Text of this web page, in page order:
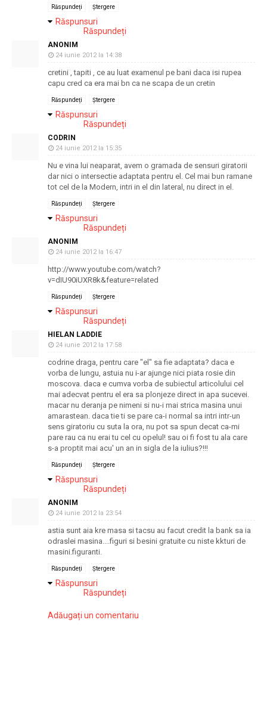
Răspundeți Ștergere
Răspunsuri
Răspundeți
ANONIM
24 iunie 2012 la 14:38
cretini , tapiti , ce au luat examenul pe bani daca isi rupea
capu cred ca era mai bn ca ne scapa de un cretin
Răspundeți Ștergere
Răspunsuri
Răspundeți
CODRIN
24 iunie 2012 la 15:35
Nu e vina lui neaparat, avem o gramada de sensuri giratorii
dar nici o intersectie adaptata pentru el. Cel mai bun ramane
tot cel de la Modern, intri in el din lateral, nu direct in el.
Răspundeți Ștergere
Răspunsuri
Răspundeți
ANONIM
24 iunie 2012 la 16:47
http://www.youtube.com/watch?
v=dIU90iUXR8k&feature=related
Răspundeți Ștergere
Răspunsuri
Răspundeți
HIELAN LADDIE
24 iunie 2012 la 17:58
codrine draga, pentru care "el" sa fie adaptata? daca e
vorba de lungu, astuia nu i-ar ajunge nici piata rosie din
moscova. daca e cumva vorba de subiectul articolului cel
mai adecvat pentru el era sa plonjeze direct in apa sucevei.
macar nu deranja pe nimeni si nu-i mai strica masina unui
amarastean. daca tie ti se pare ca-i normal sa intri intr-un
sens giratoriu cu suta la ora, nu pot sa spun decat ca-mi
pare rau ca nu erai tu cel cu opelul! sau oi fi fost tu ala care
s-a proptit mai acu' un an in sigla de la iulius?!!!
Răspundeți Ștergere
Răspunsuri
Răspundeți
ANONIM
24 iunie 2012 la 23:54
astia sunt aia kre masa si tacsu au facut credit la bank sa ia
odraslei masina....figuri si besini gratuite cu niste kkturi de
masini.figuranti.
Răspundeți Ștergere
Răspunsuri
Răspundeți
Adăugați un comentariu